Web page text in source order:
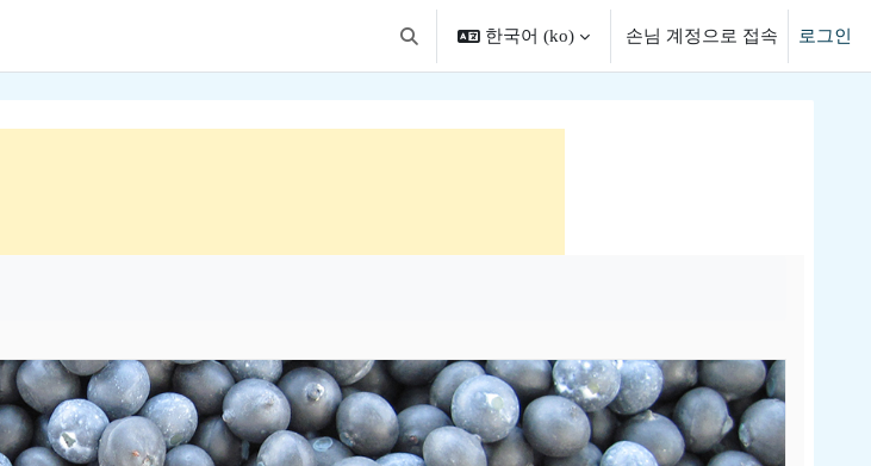
검색 입력 전환
한국어 ‎(ko)‎ 손님 계정으로 접속 로그인